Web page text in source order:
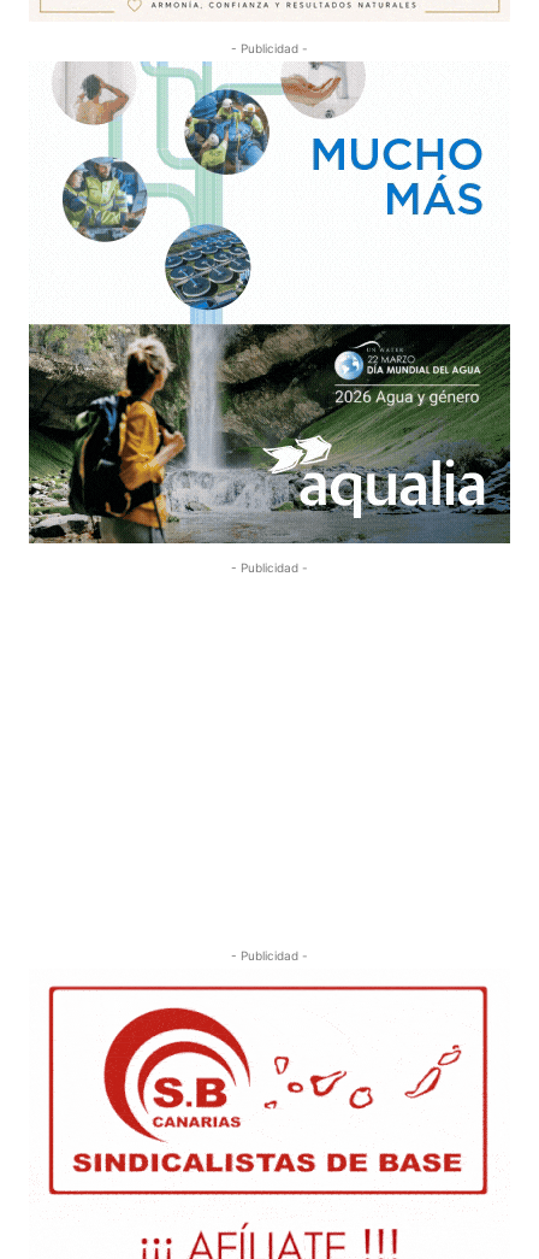
- Publicidad -
- Publicidad -
- Publicidad -